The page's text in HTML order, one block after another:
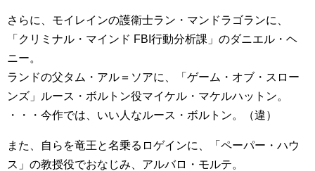
さらに、モイレインの護衛士ラン・マンドラゴランに、
「クリミナル・マインド FBI行動分析課」のダニエル・ヘ
ニー。
ランドの父タム・アル＝ソアに、「ゲーム・オブ・スロー
ンズ」ルース・ボルトン役マイケル・マケルハットン。
・・・今作では、いい人なルース・ボルトン。（違）
また、自らを竜王と名乗るロゲインに、「ペーパー・ハウ
ス」の教授役でおなじみ、アルバロ・モルテ。